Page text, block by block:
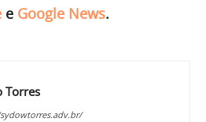
e Google News.
Torres